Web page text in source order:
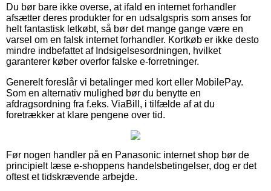
Du bør bare ikke overse, at ifald en internet forhandler
afsætter deres produkter for en udsalgspris som anses for
helt fantastisk letkøbt, så bør det mange gange være en
varsel om en falsk internet forhandler. Kortkøb er ikke desto
mindre indbefattet af Indsigelsesordningen, hvilket
garanterer køber overfor falske e-forretninger.
Generelt foreslår vi betalinger med kort eller MobilePay.
Som en alternativ mulighed bør du benytte en
afdragsordning fra f.eks. ViaBill, i tilfælde af at du
foretrækker at klare pengene over tid.
Før nogen handler på en Panasonic internet shop bør de
principielt læse e-shoppens handelsbetingelser, dog er det
oftest et tidskrævende arbejde.